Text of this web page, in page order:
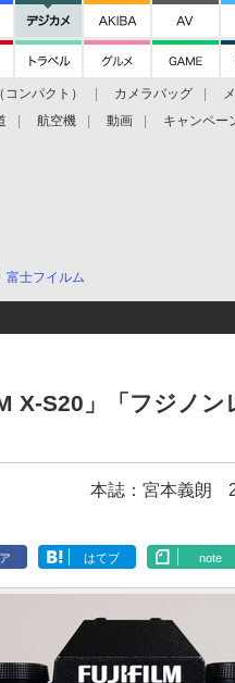
ンパクト） カメラバッグ
航空機 動画 キャンペー
富士フイルム
X-S20」「フジノン
本誌：宮本義朗
はてブ note